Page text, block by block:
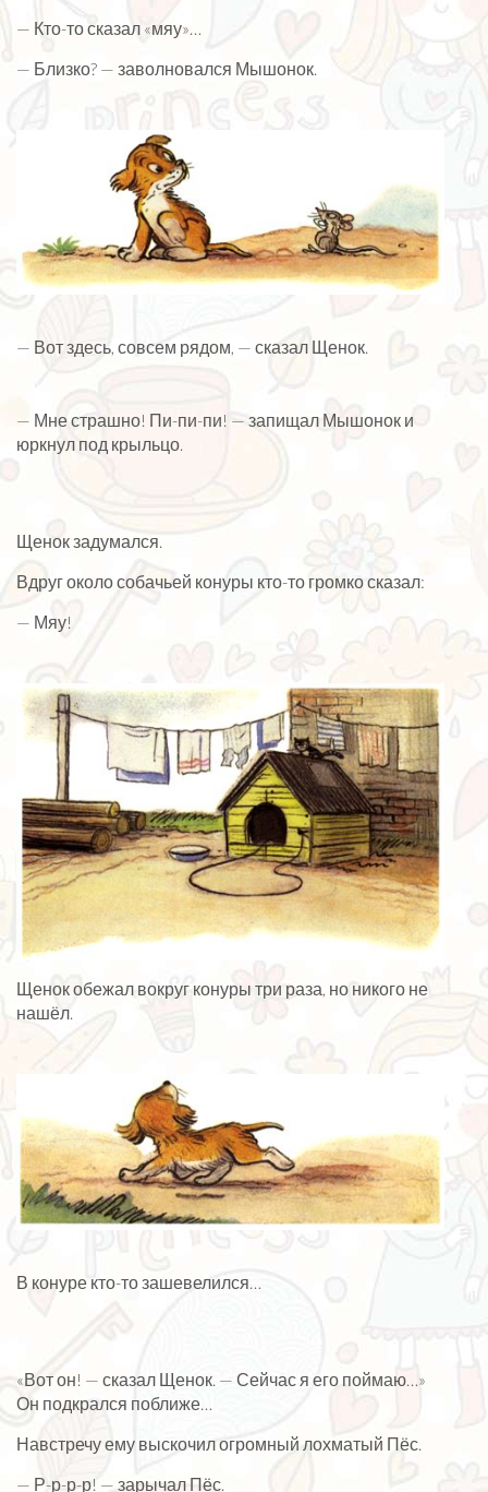
— Кто-то сказал «мяу»…
— Близко? — заволновался Мышонок.
— Вот здесь, совсем рядом, — сказал Щенок.
— Мне страшно! Пи-пи-пи! — запищал Мышонок и
юркнул под крыльцо.
Щенок задумался.
Вдруг около собачьей конуры кто-то громко сказал:
— Мяу!
Щенок обежал вокруг конуры три раза, но никого не
нашёл.
В конуре кто-то зашевелился…
«Вот он! — сказал Щенок. — Сейчас я его поймаю…»
Он подкрался поближе…
Навстречу ему выскочил огромный лохматый Пёс.
— Р-р-р-р! — зарычал Пёс.